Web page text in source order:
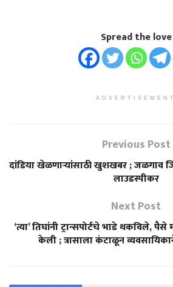
Spread the love
ADVERTISEMENT
Previous Post
दांडिया खेळणाऱ्यांसाठी खुशखबर ; जळगाव
लाउडस्पीकर
Next Post
‘त्या’ तिघांनी ट्रान्सपोर्टचे भाडे थकविले,
केली ; त्रासाला कंटाळून